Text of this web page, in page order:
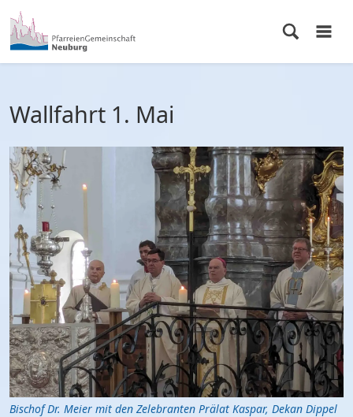
Wallfahrt 1. Mai
Bischof Dr. Meier mit den Zelebranten Prälat Kaspar, Dekan Dippel